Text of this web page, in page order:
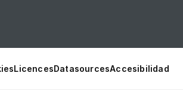
LicencesDatasourcesAccesibilidad